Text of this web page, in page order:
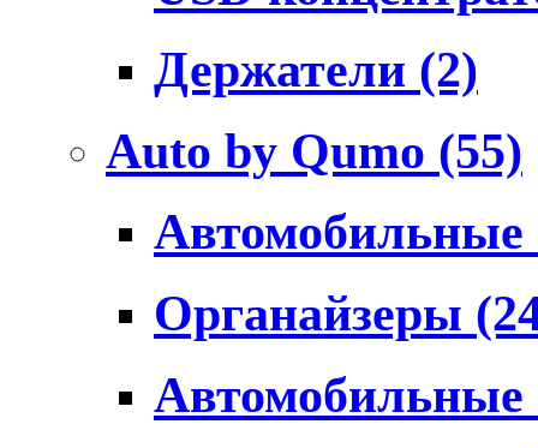
Держатели (2)
Auto by Qumo (55)
Органайзеры